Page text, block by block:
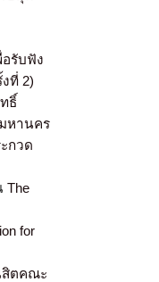
อรับฟัง
ที่ 2)
ธิ์
หานคร
กวด
The
for
สิตคณะ